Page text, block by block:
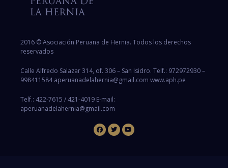
2016 © Asociación Peruana de Hernia. Todos los derechos
reservados
Calle Alfredo Salazar 314, of. 306 – San Isidro. Telf.: 972972930 –
998411584 aperuanadelahernia@gmail.com www.aph.pe
Telf.: 422-7615 / 421-4019 E-mail:
aperuanadelahernia@gmail.com